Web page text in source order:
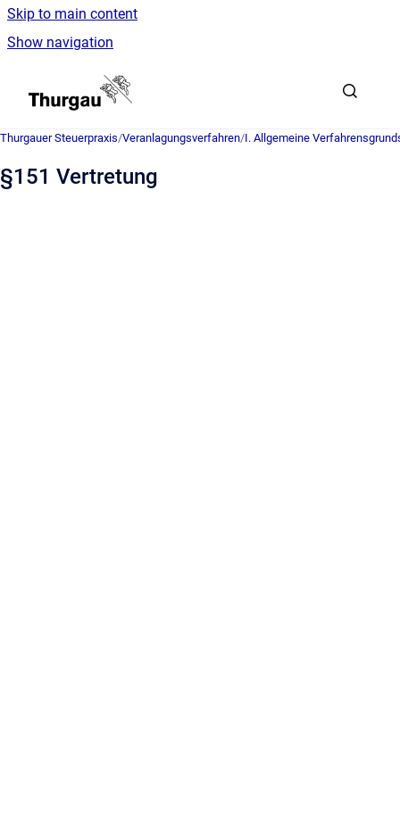
Skip to main content
Show navigation
Thurgauer Steuerpraxis/Veranlagungsverfahren/I. Allgemeine
§151 Vertretung